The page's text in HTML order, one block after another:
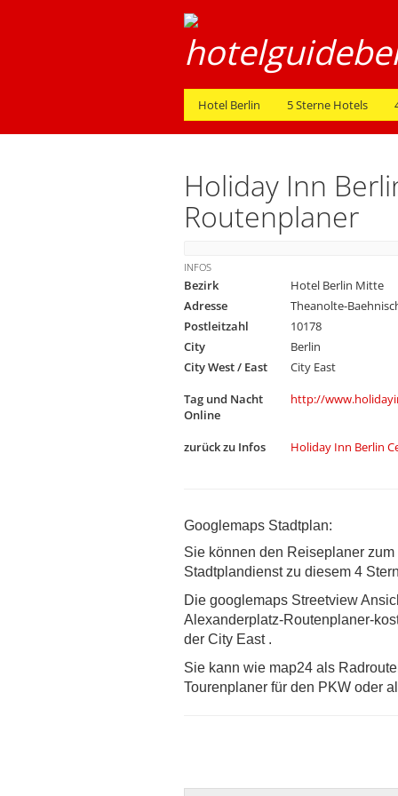
Hotel Berlin 5 Sterne Hotels
Holiday Inn
Routenplaner
INFOS
Bezirk
Hotel Berlin Mitte
Adresse
Theanolte-
Postleitzahl
10178
City
Berlin
City West / East
City East
Tag und Nacht
Online
http://
zurück zu Infos Holiday Inn Berlin
Googlemaps Stadtplan:
Sie können den Reiseplaner
Stadtplandienst zu diesem 4
Die googlemaps Streetview
Alexanderplatz-Routenplaner-
der City East .
Sie kann wie map24 als
Tourenplaner für den PKW oder